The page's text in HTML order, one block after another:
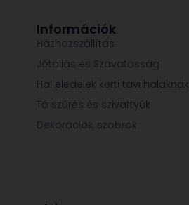
Információk
Házhozszállítás
Jótállás és Szavatosság
Hal eledelek kerti tavi halaknak
Tó szűrés és szivattyúk
Dekorációk, szobrok